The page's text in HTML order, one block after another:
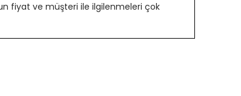
fiyat ve müşteri ile ilgilenmeleri çok